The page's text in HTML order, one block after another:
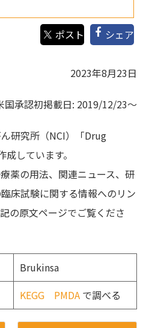
シェア
2023年8月23日
国承認初掲載日: 2019/12/23～
研究所（NCI）「Drug
しています。
薬の用法、関連ニュース、研
床試験に関する情報へのリン
の原文ページでご覧くださ
Brukinsa
KEGG PMDA で調べる